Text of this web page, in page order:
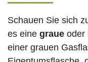
Schauen Sie sich
es eine graue oder
einer grauen